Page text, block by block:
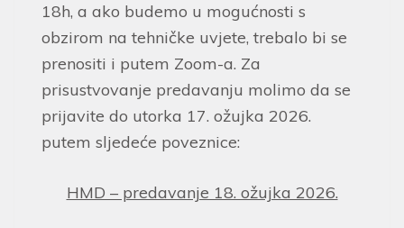
18h, a ako budemo u mogućnosti s
obzirom na tehničke uvjete, trebalo bi se
prenositi i putem Zoom-a. Za
prisustvovanje predavanju molimo da se
prijavite do utorka 17. ožujka 2026.
putem sljedeće poveznice:
HMD – predavanje 18. ožujka 2026.